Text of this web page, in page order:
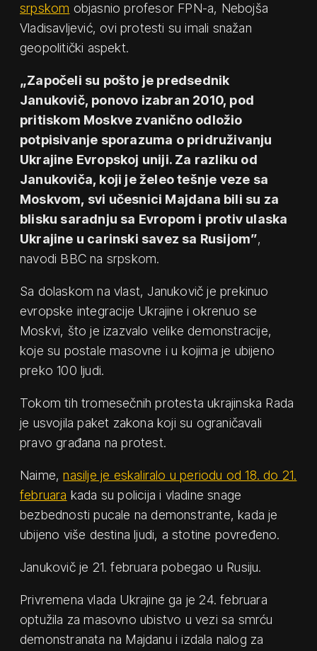
srpskom objasnio profesor FPN-a, Nebojša
Vladisavljević, ovi protesti su imali snažan
geopolitički aspekt.
​„Započeli su pošto je predsednik
Janukovič, ponovo izabran 2010, pod
pritiskom Moskve zvanično odložio
potpisivanje sporazuma o pridruživanju
Ukrajine Evropskoj uniji. Za razliku od
Janukoviča, koji je želeo tešnje veze sa
Moskvom, svi učesnici Majdana bili su za
blisku saradnju sa Evropom i protiv ulaska
Ukrajine u carinski savez sa Rusijom”,
navodi BBC na srpskom.
Sa dolaskom na vlast, Janukovič je prekinuo
evropske integracije Ukrajine i okrenuo se
Moskvi, što je izazvalo velike demonstracije,
koje su postale masovne i u kojima je ubijeno
preko 100 ljudi.
Tokom tih tromesečnih protesta ukrajinska Rada
je usvojila paket zakona koji su ograničavali
pravo građana na protest.
Naime,nasilje je eskaliralo u periodu od 18. do 21.
februara kada su policija i vladine snage
bezbednosti pucale na demonstrante, kada je
ubijeno više destina ljudi, a stotine povređeno.
Janukovič je 21. februara pobegao u Rusiju.
Privremena vlada Ukrajine ga je 24. februara
optužila za masovno ubistvo u vezi sa smrću
demonstranata na Majdanu i izdala nalog za